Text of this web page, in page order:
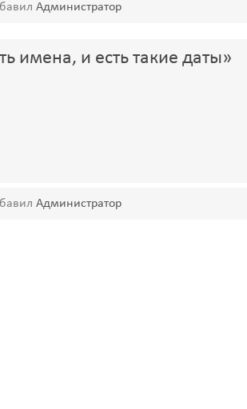
Администратор
имена, и есть такие даты»
Администратор